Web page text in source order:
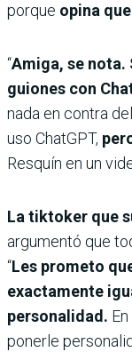
porque opina
“Amiga, se nota.
guiones con
nada en contra
uso ChatGPT,
Resquín en un
La tiktoker que
argumentó que
“Les prometo
exactamente
personalidad.
ponerle